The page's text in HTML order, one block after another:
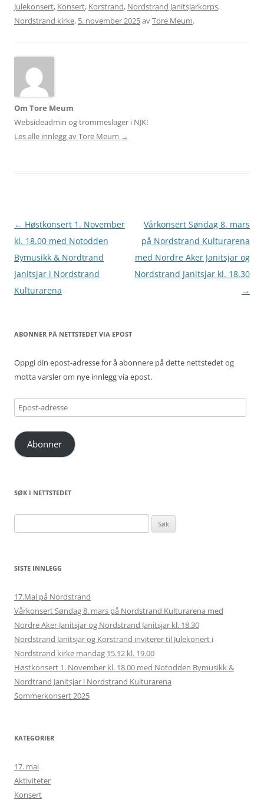
Julekonsert, Konsert, Korstrand, Nordstrand Janitsjarkorps,
Nordstrand kirke, 5. november 2025avTore Meum.
Om Tore Meum
Websideadmin og trommeslager i NJK!
Les alle innlegg av Tore Meum →
Innleggsnavigasjon
← Høstkonsert 1. November
kl. 18.00 med Notodden
Bymusikk & Nordtrand
Janitsjar i Nordstrand
Kulturarena
Vårkonsert Søndag 8. mars
på Nordstrand Kulturarena
med Nordre Aker Janitsjar og
Nordstrand Janitsjar kl. 18.30
→
ABONNER PÅ NETTSTEDET VIA EPOST
Oppgi din epost-adresse for å abonnere på dette nettstedet og
motta varsler om nye innlegg via epost.
Epost-
adresse
Abonner
SØK I NETTSTEDET
etter:
SISTE INNLEGG
17.Mai på Nordstrand
Vårkonsert Søndag 8. mars på Nordstrand Kulturarena med
Nordre Aker Janitsjar og Nordstrand Janitsjar kl. 18.30
Nordstrand Janitsjar og Korstrand inviterer til Julekonert i
Nordstrand kirke mandag 15.12 kl. 19.00
Høstkonsert 1. November kl. 18.00 med Notodden Bymusikk &
Nordtrand Janitsjar i Nordstrand Kulturarena
Sommerkonsert 2025
KATEGORIER
17. mai
Aktiviteter
Konsert